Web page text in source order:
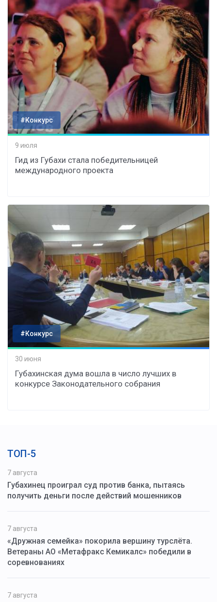
#Конкурс
9 июля
Гид из Губахи стала победительницей
международного проекта
#Конкурс
30 июня
Губахинская дума вошла в число лучших в
конкурсе Законодательного собрания
ТОП-5
7 августа
Губахинец проиграл суд против банка, пытаясь
получить деньги после действий мошенников
7 августа
«Дружная семейка» покорила вершину турслёта.
Ветераны АО «Метафракс Кемикалс» победили в
соревнованиях
7 августа